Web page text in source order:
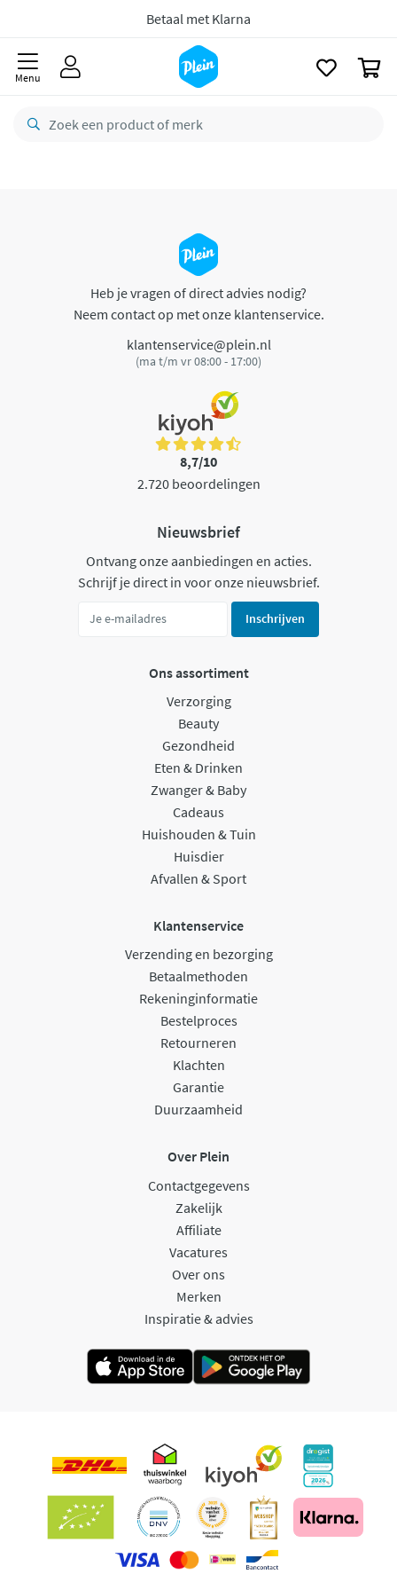
Betaal met Klarna
Menu
Heb je vragen of direct advies nodig?
Neem contact op met onze klantenservice.
klantenservice@plein.nl
(ma t/m vr 08:00 - 17:00)
8,7/10
2.720 beoordelingen
Nieuwsbrief
Ontvang onze aanbiedingen en acties.
Schrijf je direct in voor onze nieuwsbrief.
Inschrijven
Ons assortiment
Verzorging
Beauty
Gezondheid
Eten & Drinken
Zwanger & Baby
Cadeaus
Huishouden & Tuin
Huisdier
Afvallen & Sport
Klantenservice
Verzending en bezorging
Betaalmethoden
Rekeninginformatie
Bestelproces
Retourneren
Klachten
Garantie
Duurzaamheid
Over Plein
Contactgegevens
Zakelijk
Affiliate
Vacatures
Over ons
Merken
Inspiratie & advies